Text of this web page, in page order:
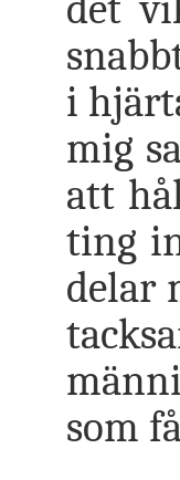
i
mig
att
ting
delar
som